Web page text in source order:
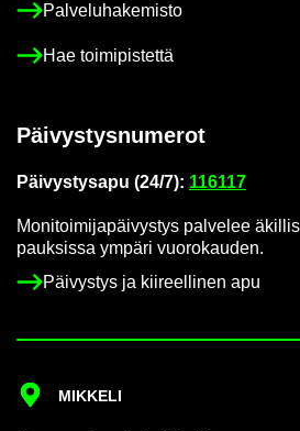
Pal­ve­lu­ha­ke­mis­to
Hae toi­mi­pis­tet­tä
Päi­vys­tys­nu­me­rot
Päi­vys­tys­a­pu (24/7): 116117
Mo­ni­toi­mi­ja­päi­vys­tys pal­ve­lee
pauk­sis­sa ym­pä­ri vuo­ro­kau­den.
Päi­vys­tys ja kii­reel­li­nen apu
MIK­KE­LI